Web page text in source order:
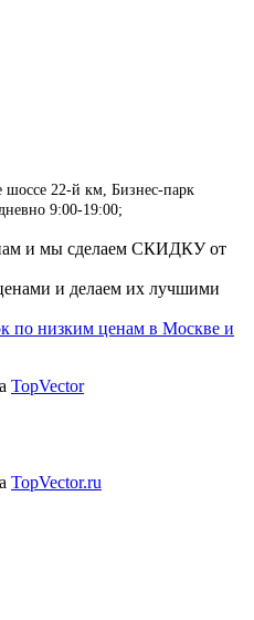
шоссе 22-й км, Бизнес-парк
9:00-19:00;
и мы сделаем СКИДКУ от
и делаем их лучшими
по низким ценам в Москве и
TopVector
TopVector.ru